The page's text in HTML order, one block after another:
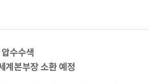
수수색
계본부장 소환 예정